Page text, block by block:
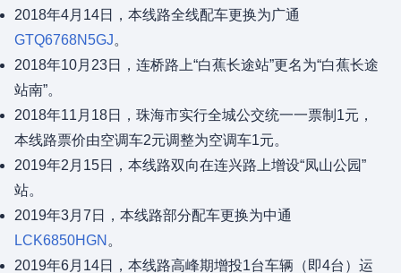
2018年4月14日，本线路全线配车更换为广通
GTQ6768N5GJ。
2018年10月23日，连桥路上“白蕉长途站”更名为“白蕉长途
站南”。
2018年11月18日，珠海市实行全城公交统一一票制1元，
本线路票价由空调车2元调整为空调车1元。
2019年2月15日，本线路双向在连兴路上增设“凤山公园”
站。
2019年3月7日，本线路部分配车更换为中通
LCK6850HGN 。
2019年6月14日，本线路高峰期增投1台车辆（即4台）运